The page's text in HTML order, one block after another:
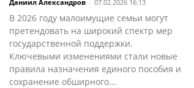
Даниил Александров - 07.02.2026 16:13
В 2026 году малоимущие семьи могут
претендовать на широкий спектр мер
государственной поддержки.
Ключевыми изменениями стали новые
правила назначения единого пособия и
сохранение обширного...